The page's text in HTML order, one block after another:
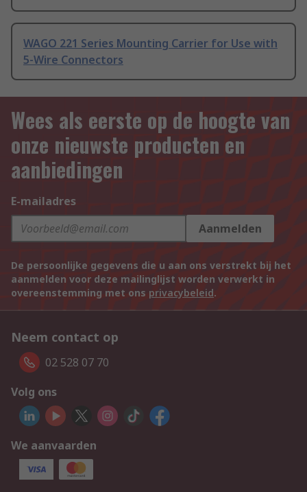
WAGO 221 Series Mounting Carrier for Use with
5-Wire Connectors
Wees als eerste op de hoogte van
onze nieuwste producten en
aanbiedingen
E-mailadres
Aanmelden
De persoonlijke gegevens die u aan ons verstrekt bij het
aanmelden voor deze mailinglijst worden verwerkt in
overeenstemming met ons privacybeleid.
Neem contact op
02 528 07 70
Volg ons
We aanvaarden